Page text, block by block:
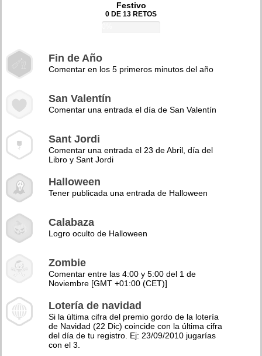
Festivo
0 DE 13 RETOS
Fin de Año
Comentar en los 5 primeros minutos del año
San Valentín
Comentar una entrada el día de San Valentín
Sant Jordi
Comentar una entrada el 23 de Abril, día del
Libro y Sant Jordi
Halloween
Tener publicada una entrada de Halloween
Calabaza
Logro oculto de Halloween
Zombie
Comentar entre las 4:00 y 5:00 del 1 de
Noviembre [GMT +01:00 (CET)]
Lotería de navidad
Si la última cifra del premio gordo de la lotería
de Navidad (22 Dic) coincide con la última cifra
del día de tu registro. Ej: 23/09/2010 jugarías
con el 3.